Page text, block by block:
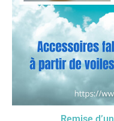
Remise